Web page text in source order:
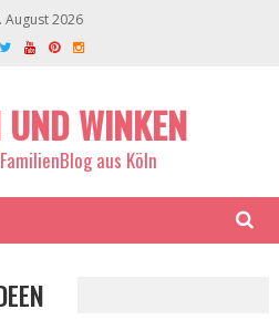
August 2026
WINKEN
aus Köln